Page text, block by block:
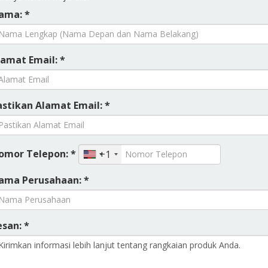
*
Email: *
Alamat Email: *
Telepon: *
+1
Perusahaan: *
*